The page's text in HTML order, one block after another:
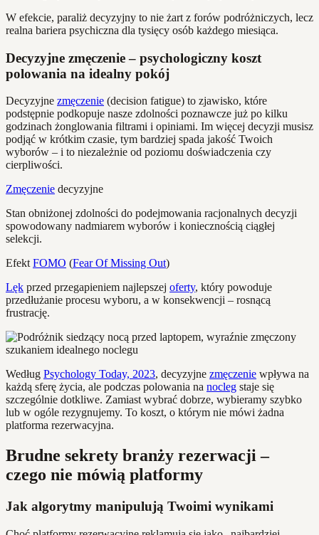
W efekcie, paraliż decyzyjny to nie żart z forów podróżniczych, lecz
realna bariera psychiczna dla tysięcy osób każdego miesiąca.
Decyzyjne zmęczenie – psychologiczny koszt
polowania na idealny pokój
Decyzyjne zmęczenie (decision fatigue) to zjawisko, które
podstępnie podkopuje nasze zdolności poznawcze już po kilku
godzinach żonglowania filtrami i opiniami. Im więcej decyzji musisz
podjąć w krótkim czasie, tym bardziej spada jakość Twoich
wyborów – i to niezależnie od poziomu doświadczenia czy
cierpliwości.
Zmęczenie decyzyjne
Stan obniżonej zdolności do podejmowania racjonalnych decyzji
spowodowany nadmiarem wyborów i koniecznością ciągłej
selekcji.
Efekt FOMO (Fear Of Missing Out)
Lęk przed przegapieniem najlepszej oferty, który powoduje
przedłużanie procesu wyboru, a w konsekwencji – rosnącą
frustrację.
Według Psychology Today, 2023, decyzyjne zmęczenie wpływa na
każdą sferę życia, ale podczas polowania na nocleg staje się
szczególnie dotkliwe. Zamiast wybrać dobrze, wybieramy szybko
lub w ogóle rezygnujemy. To koszt, o którym nie mówi żadna
platforma rezerwacyjna.
Brudne sekrety branży rezerwacji –
czego nie mówią platformy
Jak algorytmy manipulują Twoimi wynikami